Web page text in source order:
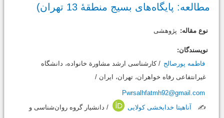
مطالعه: پایگاه‌های بسیج منطقۀ 13 تهران)
نوع مقاله: پژوهشی
نویسندگان:
فاطمه پورصالح / کارشناسی ارشد مشاورة خانواده، دانشگاه
غیرانتفاعی رفاه خواهران، تهران، ایران /
Pwrsalhfatmh92@gmail.com
✍️
آناهیتا خدابخشی کولایی / دانشیار گروه روان‌شناسی و